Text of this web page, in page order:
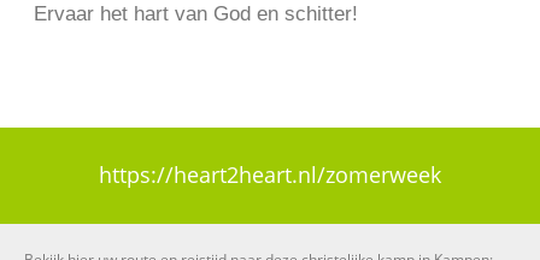
Ervaar het hart van God en schitter!
https://heart2heart.nl/zomerweek